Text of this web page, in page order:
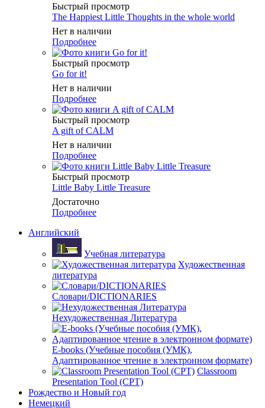
Быстрый просмотр
The Happiest Little Thoughts in the whole world
Нет в наличии
Подробнее
Быстрый просмотр
Go for it!
Нет в наличии
Подробнее
Быстрый просмотр
A gift of CALM
Нет в наличии
Подробнее
Быстрый просмотр
Little Baby Little Treasure
Достаточно
Подробнее
Английский
Учебная литература
Художественная
литература
Словари/DICTIONARIES
Нехудожественная Литература
E-books (Учебные пособия (УМК),
Адаптированное чтение в электронном формате)
Classroom
Presentation Tool (CPT)
Рождество и Новый год
Немецкий